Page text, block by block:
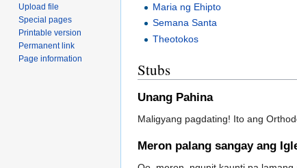
Maria ng Ehipto
Semana Santa
Theotokos
Stubs
Unang Pahina
Maligyang pagdating! Ito ang
Meron palang sangay ang
Upload file
Special pages
Printable version
Permanent link
Page information